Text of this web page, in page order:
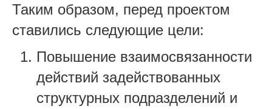
Таким образом, перед проектом
ставились следующие цели:
Повышение взаимосвязанности
действий задействованных
структурных подразделений и